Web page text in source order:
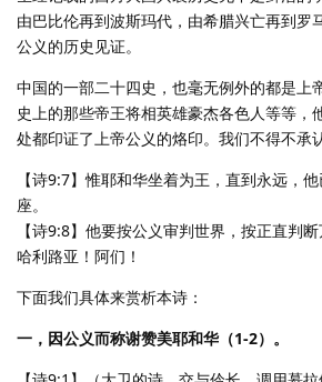
由巴比伦再到波斯玛代，由希腊兴亡再到罗
公义的历史见证。
中国的一部二十四史，也毫无例外的都是上
史上的那些帝王将相英雄豪杰各色人等等，
处都印证了上帝公义的烙印。我们不得不承
【诗9:7】惟耶和华坐着为王，直到永远，
座。
【诗9:8】他要按公义审判世界，按正直判断
哈利路亚！阿们！
下面我们具体来赏析本诗：
一，因公义而称谢赞美耶和华（1-2）。